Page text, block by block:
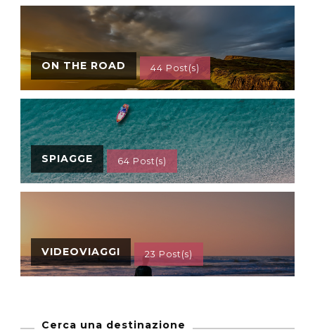
ON THE ROAD 44 Post(s)
SPIAGGE 64 Post(s)
VIDEOVIAGGI 23 Post(s)
Cerca una destinazione